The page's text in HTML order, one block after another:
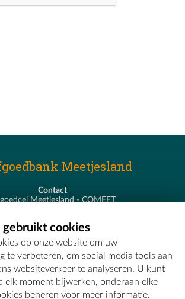
Meetjesland
Contact
Meetjesland - COMEET
T - 09 373 75 96
E -erfgoedcel@comeet.be
gebruikt cookies
op onze website om uw
te verbeteren, om social media tools aan
websiteverkeer te analyseren. U kunt
elk moment bijwerken, onderaan elke
beheren voor meer informatie.